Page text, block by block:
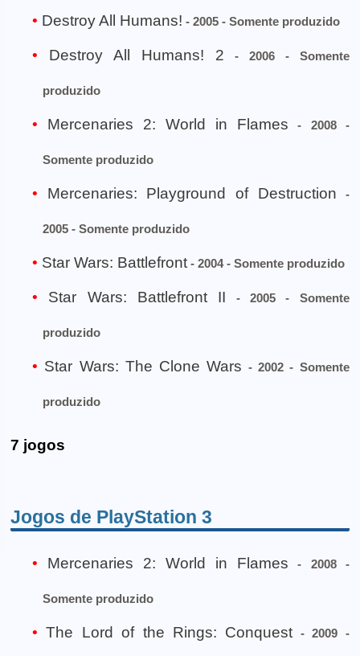
Destroy All Humans! - 2005 - Somente produzido
Destroy All Humans! 2 - 2006 - Somente
produzido
Mercenaries 2: World in Flames - 2008 -
Somente produzido
Mercenaries: Playground of Destruction -
2005 - Somente produzido
Star Wars: Battlefront - 2004 - Somente produzido
Star Wars: Battlefront II - 2005 - Somente
produzido
Star Wars: The Clone Wars - 2002 - Somente
produzido
7 jogos
Jogos de PlayStation 3
Mercenaries 2: World in Flames - 2008 -
Somente produzido
The Lord of the Rings: Conquest - 2009 -